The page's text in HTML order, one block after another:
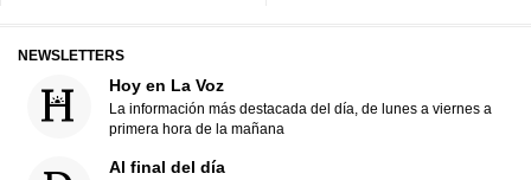
NEWSLETTERS
Hoy en La Voz
La información más destacada del día, de lunes a viernes a
primera hora de la mañana
Al final del día